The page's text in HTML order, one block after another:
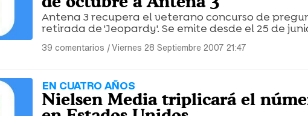
Antena 3 recupera el veterano concurso de
retirada de 'Jeopardy'. Se emite desde el 25 de
39 comentarios |Viernes 28 Septiembre 2007 21:47
EN CUATRO AÑOS
Nielsen Media triplicará el